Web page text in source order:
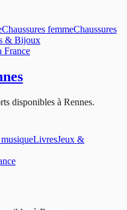
Chaussures femmeChaussures
& Bijoux
France
disponibles à Rennes.
LivresJeux &